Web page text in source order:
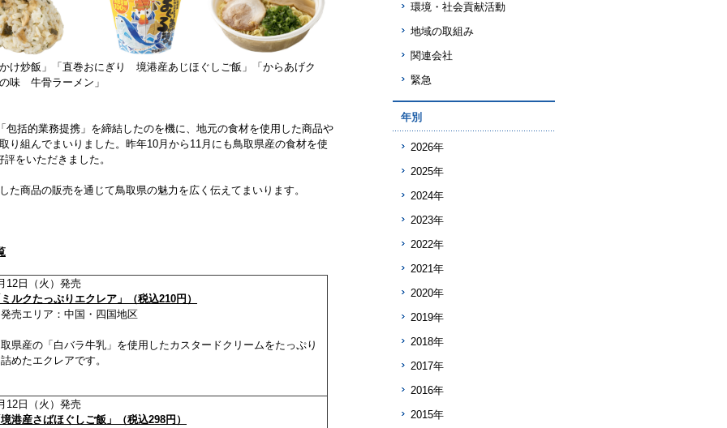
け炒飯」「直巻おにぎり 境港産あじほぐしご飯」「からあげク
味 牛骨ラーメン」
包括的業務提携」を締結したのを機に、地元の食材を使用した商品や
り組んでまいりました。昨年10月から11月にも鳥取県産の食材を使
をいただきました。
た商品の販売を通じて鳥取県の魅力を広く伝えてまいります。
12日（火）発売
ルクたっぷりエクレア」（税込210円）
売エリア：中国・四国地区
県産の「白バラ牛乳」を使用したカスタードクリームをたっぷり
めたエクレアです。
12日（火）発売
港産さばほぐしご飯」（税込298円）
環境・社会貢献活動
地域の取組み
関連会社
緊急
年別
2026年
2025年
2024年
2023年
2022年
2021年
2020年
2019年
2018年
2017年
2016年
2015年